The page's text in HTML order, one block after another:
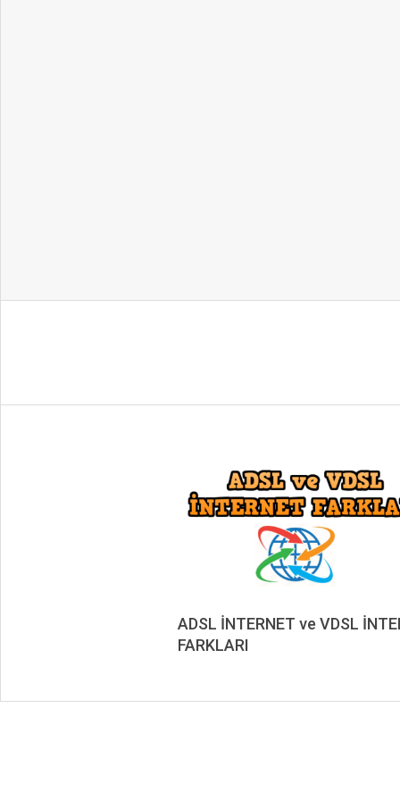
ADSL İNTERNET ve VDSL
FARKLARI